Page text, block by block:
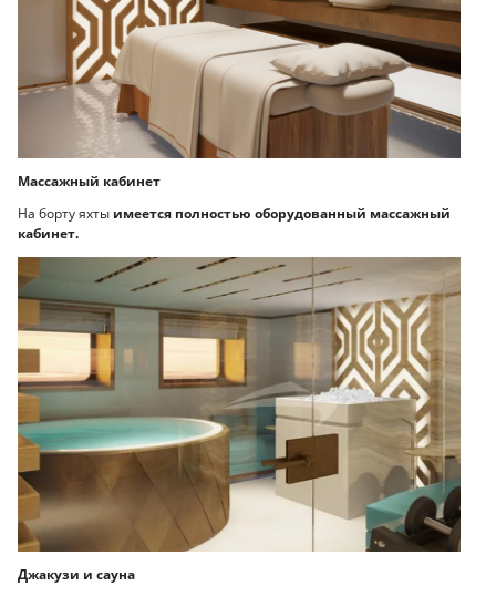
Массажный кабинет
На борту яхты имеется полностью оборудованный массажный
кабинет.
Джакузи и сауна